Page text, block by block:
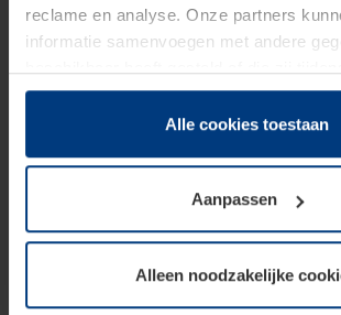
reclame en analyse. Onze partners
informatie samenvoegen met andere
hun diensten hebben verzameld.
Juridisch hebben wij het recht om
van deze pagina's absoluut vereist is.
soorten cookies is uw toestemming
toestemming kunt u op elk moment bij
wijzigen of herroepen.
Alle cookies toestaan
Aanpassen
Alleen noodzakelijke